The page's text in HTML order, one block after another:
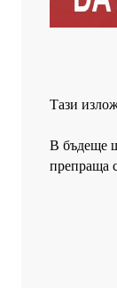
Тази
В бъдеще
препраща